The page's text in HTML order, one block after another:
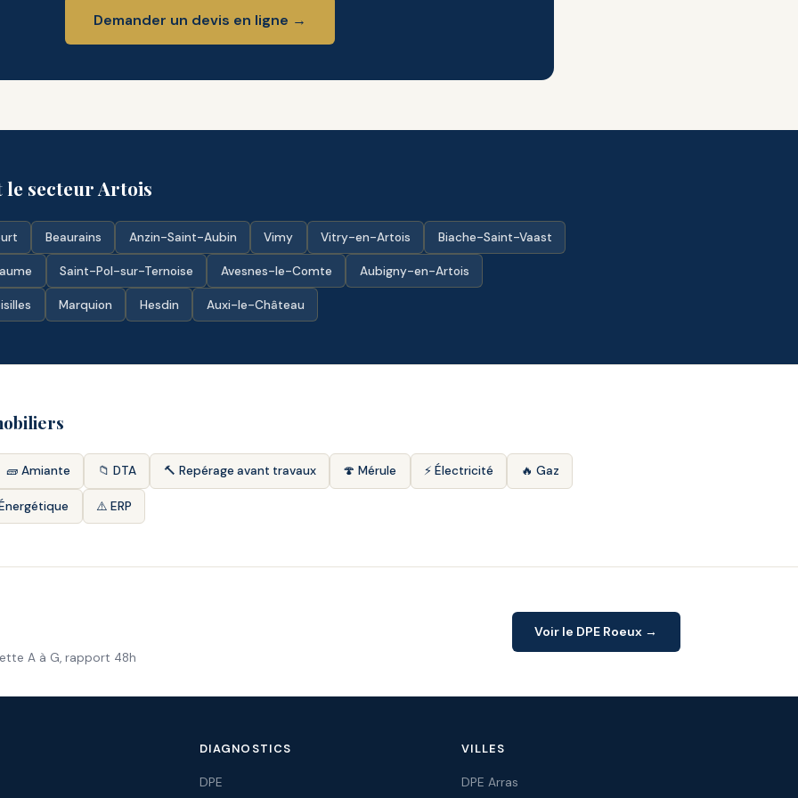
Demander un devis en ligne →
secteur Artois
Beaurains Anzin-Saint-Aubin Vimy Vitry-en-Artois Biache-Saint-Vaast
Saint-Pol-sur-Ternoise Avesnes-le-Comte Aubigny-en-Artois
Marquion Hesdin Auxi-le-Château
🧱 Amiante 📁 DTA 🔨 Repérage avant travaux 🍄 Mérule ⚡ Électricité 🔥 Gaz
⚠️ ERP
A à G, rapport 48h
Voir le DPE Roeux →
DIAGNOSTICS
DPE
VILLES
DPE Arras